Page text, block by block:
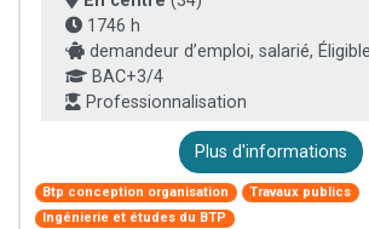
1746 h
demandeur d’emploi, salarié,
BAC+3/4
Professionnalisation
Plus d'informations
Btp conception organisation
Travaux publics
Ingénierie et études du BTP